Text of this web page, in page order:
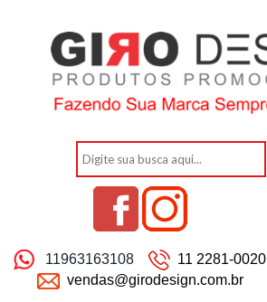
11963163108
11 2281-0020
vendas@girodesign.com.br